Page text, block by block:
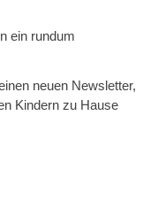
ein rundum
neuen Newsletter,
Kindern zu Hause